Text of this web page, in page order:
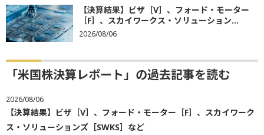
【決算結果】ビザ［V］、フォード・モーター
［F］、スカイワークス・ソリューション...
2026/08/06
「米国株決算レポート」の過去記事を読む
2026/08/06
【決算結果】ビザ［V］、フォード・モーター［F］、スカイワーク
ス・ソリューションズ［SWKS］など